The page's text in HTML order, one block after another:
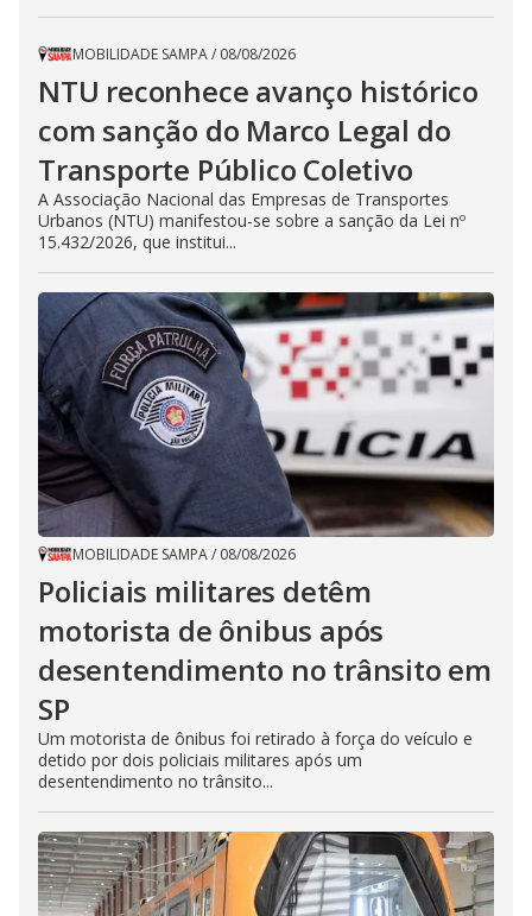
MOBILIDADE SAMPA/ 08/08/2026
NTU reconhece avanço histórico
com sanção do Marco Legal do
Transporte Público Coletivo
A Associação Nacional das Empresas de Transportes
Urbanos (NTU) manifestou-se sobre a sanção da Lei nº
15.432/2026, que institui...
MOBILIDADE SAMPA/ 08/08/2026
Policiais militares detêm
motorista de ônibus após
desentendimento no trânsito em
SP
Um motorista de ônibus foi retirado à força do veículo e
detido por dois policiais militares após um
desentendimento no trânsito...